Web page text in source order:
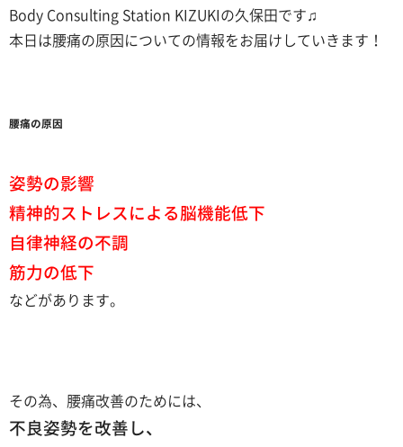
Body Consulting Station KIZUKIの久保田です♫
本日は腰痛の原因についての情報をお届けしていきます！
腰痛の原因
姿勢の影響
精神的ストレスによる脳機能低下
自律神経の不調
筋力の低下
などがあります。
その為、腰痛改善のためには、
不良姿勢を改善し、